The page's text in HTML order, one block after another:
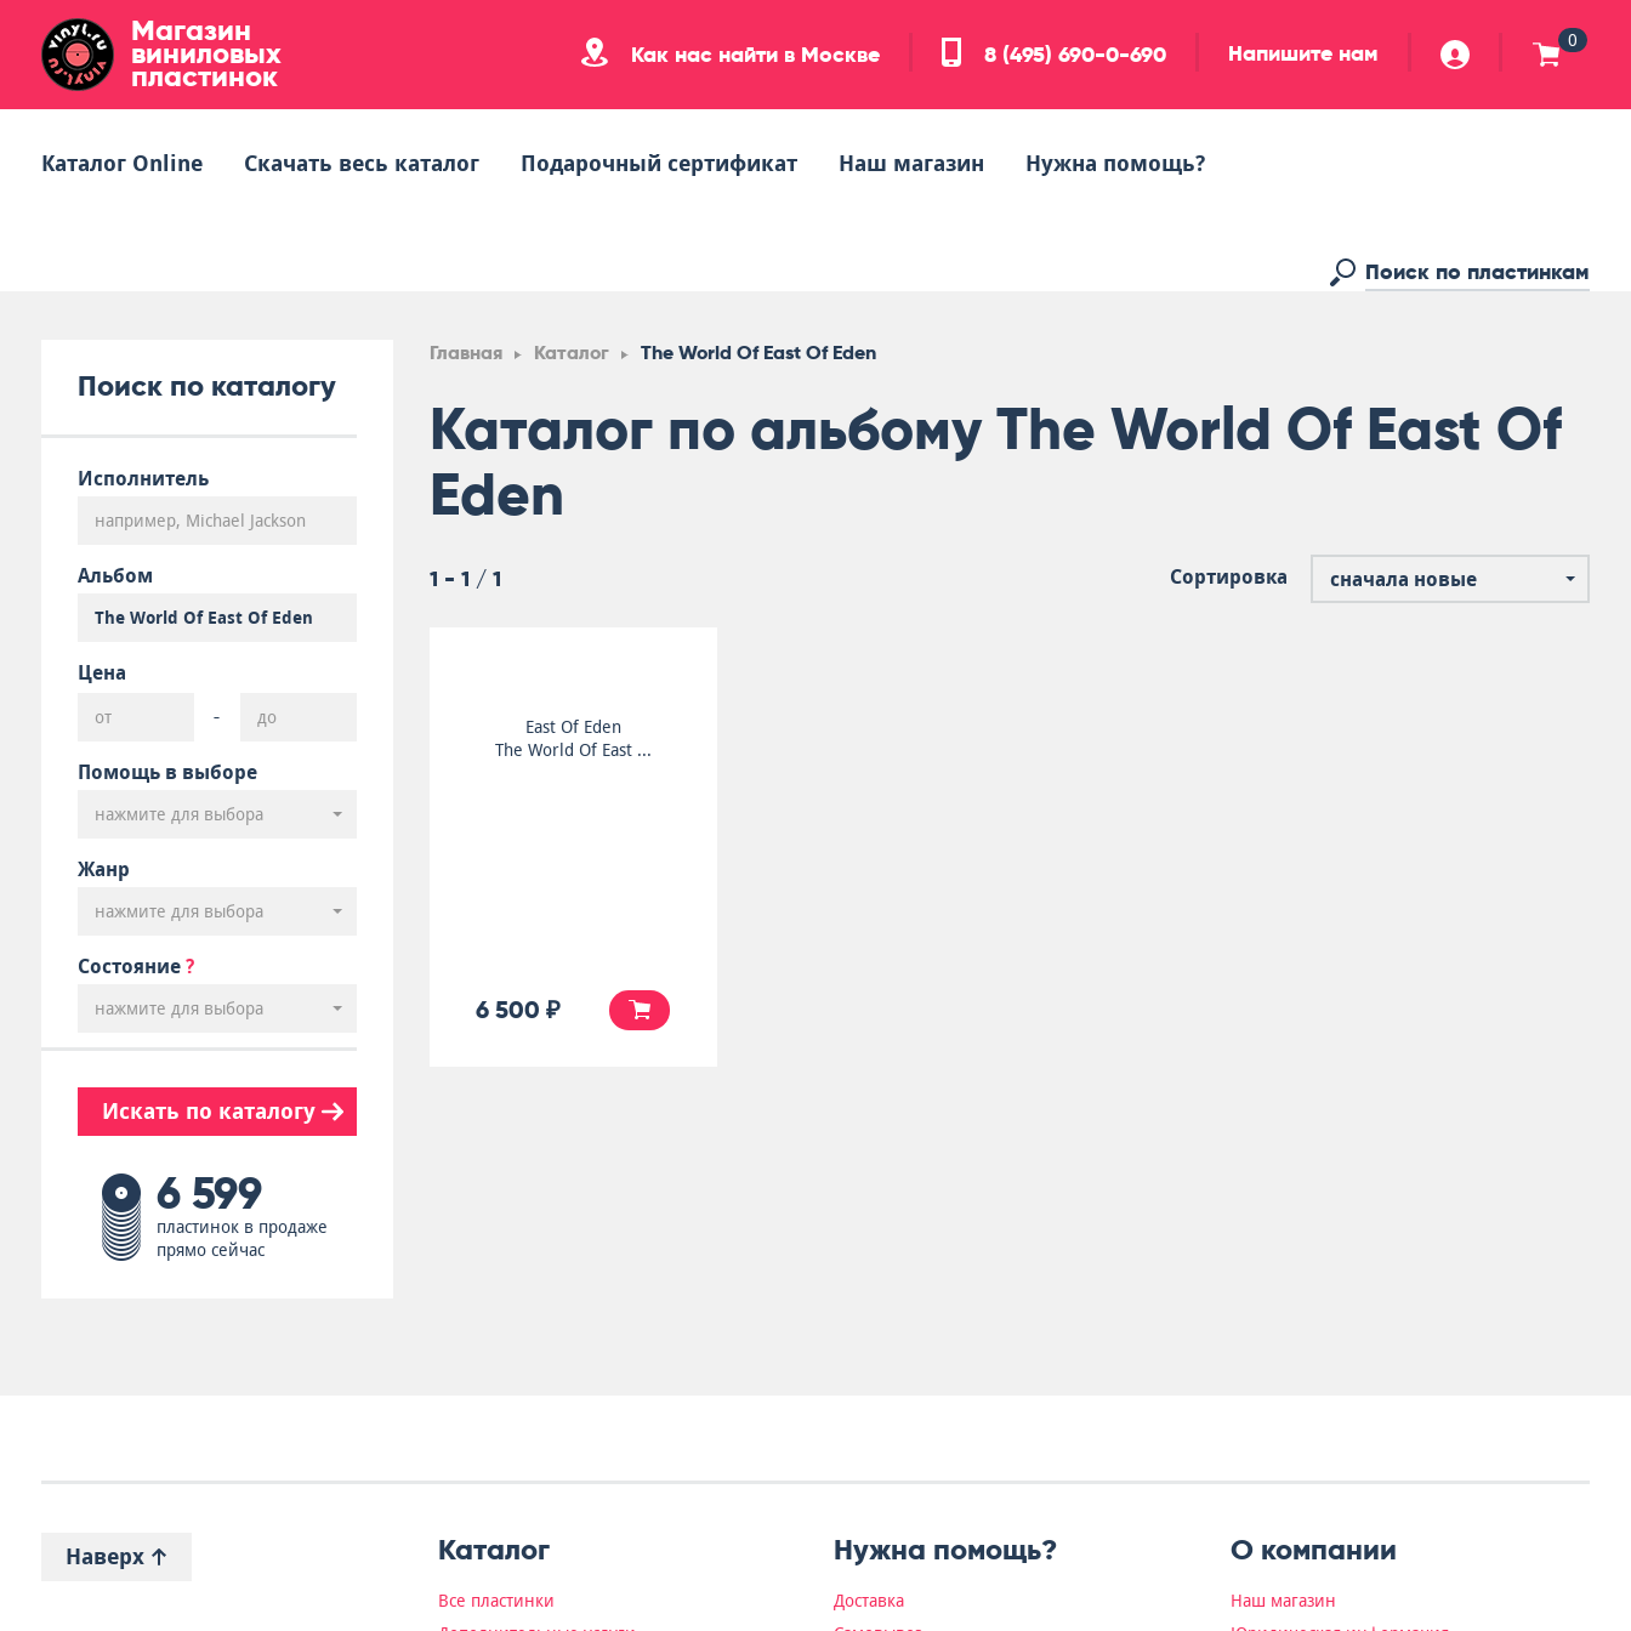
Магазин
виниловых
пластинок
Как нас найти в Москве 8 (495) 690-0-690 Напишите нам 0
Каталог Online Скачать весь каталог Подарочный сертификат Наш магазин Нужна помощь?
Поиск по каталогу
Исполнитель
Альбом
Цена
-
Помощь в выборе
нажмите для выбора
Жанр
нажмите для выбора
Состояние ?
нажмите для выбора
Искать по каталогу
6 599
пластинок в продаже
прямо сейчас
Главная Каталог The World Of East Of Eden
Каталог по альбому The World Of East Of
Eden
1 - 1 / 1 Сортировка сначала новые
East Of Eden
The World Of East ...
6 500 ₽
Наверх Каталог
Все пластинки
Нужна помощь?
Доставка
О компании
Наш магазин